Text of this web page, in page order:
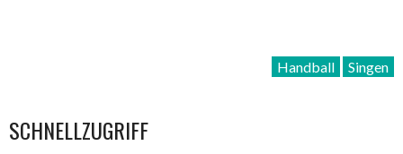
Handball Singen
SCHNELLZUGRIFF